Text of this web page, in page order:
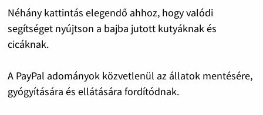
Néhány kattintás elegendő ahhoz, hogy valódi
segítséget nyújtson a bajba jutott kutyáknak és
cicáknak.
A PayPal adományok közvetlenül az állatok mentésére,
gyógyítására és ellátására fordítódnak.